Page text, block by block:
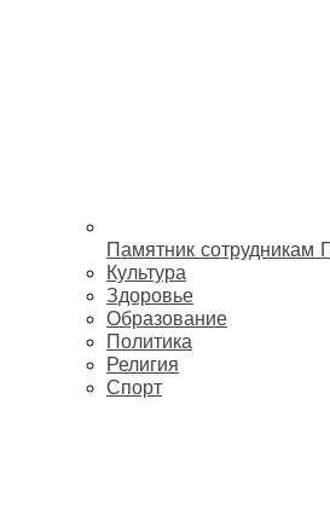
Памятник сотрудникам
Культура
Здоровье
Образование
Политика
Религия
Спорт